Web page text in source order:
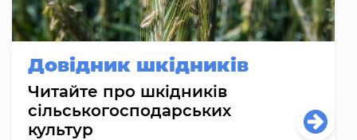
Довідник шкідників
Читайте про шкідників
сільськогосподарських
культур